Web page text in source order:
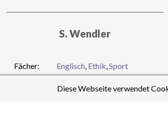
Diese Webseite verwendet
S. Wendler
Fächer: Englisch, Ethik,Sport